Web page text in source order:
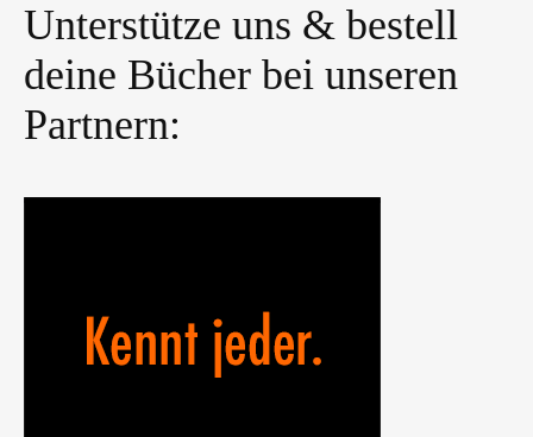
Unterstütze uns & bestell
deine Bücher bei unseren
Partnern: